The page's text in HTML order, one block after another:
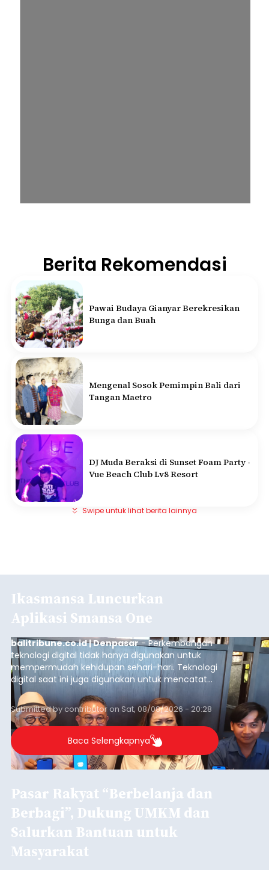
Berita Rekomendasi
Pawai Budaya Gianyar Berekresikan
Bunga dan Buah
Mengenal Sosok Pemimpin Bali dari
Tangan Maetro
DJ Muda Beraksi di Sunset Foam Party -
Vue Beach Club Lv8 Resort
Swipe untuk lihat berita lainnya
Ikasmansa Luncurkan
Aplikasi Smansa One
balitribune.co.id | Denpasar- Perkembangan
teknologi digital tidak hanya digunakan untuk
mempermudah kehidupan sehari-hari. Teknologi
digital saat ini juga digunakan untuk mencatat
dan mengelola data base alumni dari suatu
sekolah, salah satunya adalah alumni SMA 1
Denpasar.
Submitted bycontributoronSat, 08/08/2026 - 20:28
Baca Selengkapnya
Pasar Rakyat “Berbelanja dan
Berbagi”, Dukung UMKM dan
Salurkan Bantuan untuk
Masyarakat